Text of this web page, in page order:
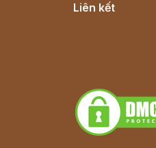
Liên kết